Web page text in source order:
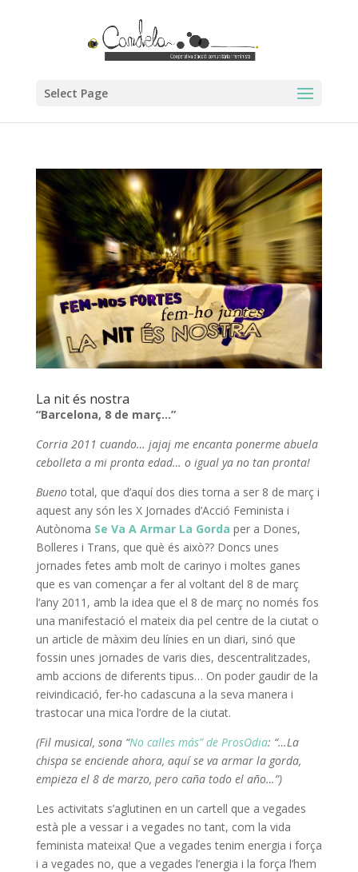
Select Page
La nit és nostra
“Barcelona, 8 de març…”
Corria 2011 cuando… jajaj me encanta ponerme abuela
cebolleta a mi pronta edad… o igual ya no tan pronta!
Buenototal, que d’aquí dos dies torna a ser 8 de març i
aquest any són les X Jornades d’Acció Feminista i
Autònoma Se Va A Armar La Gorda per a Dones,
Bolleres i Trans, que què és això?? Doncs unes
jornades fetes amb molt de carinyo i moltes ganes
que es van començar a fer al voltant del 8 de març
l’any 2011, amb la idea que el 8 de març no només fos
una manifestació el mateix dia pel centre de la ciutat o
un article de màxim deu línies en un diari, sinó que
fossin unes jornades de varis dies, descentralitzades,
amb accions de diferents tipus… On poder gaudir de la
reivindicació, fer-ho cadascuna a la seva manera i
trastocar una mica l’ordre de la ciutat.
(Fil musical, sona “No calles más” de ProsOdia: “…La
chispa se enciende ahora, aquí se va armar la gorda,
empieza el 8 de marzo, pero caña todo el año…”)
Les activitats s’aglutinen en un cartell que a vegades
està ple a vessar i a vegades no tant, com la vida
feminista mateixa! Que a vegades tenim energia i força
i a vegades no, que a vegades l’energia i la força l’hem